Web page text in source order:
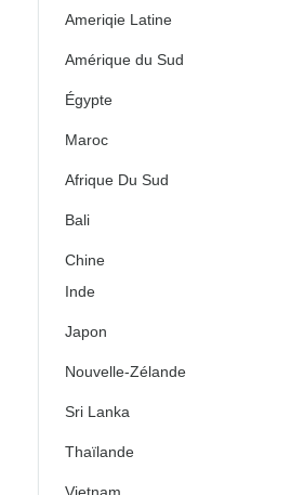
Ameriqie Latine
Amérique du Sud
Égypte
Maroc
Afrique Du Sud
Bali
Chine
Inde
Japon
Nouvelle-Zélande
Sri Lanka
Thaïlande